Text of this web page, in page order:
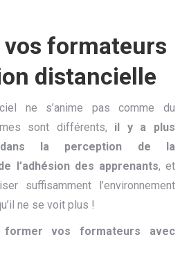
vos formateurs
distancielle
ne s’anime pas comme du
sont différents, il y a plus
dans la perception de la
l’adhésion des apprenants, et
suffisamment l’environnement
ne se voit plus !
former vos formateurs avec